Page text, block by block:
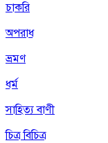
চাকরি
অপরাধ
ভ্রমণ
ধর্ম
সাহিত্য বাণী
চিত্র বিচিত্র